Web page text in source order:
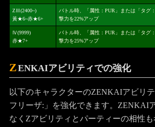
ZⅢ(2400~)
黃★6~赤★6+
バトル時、「属性：PUR」または「タグ
撃力を22%アップ
Ⅳ(9999)
赤★7+
バトル時、「属性：PUR」または「タグ
撃力を25%アップ
ZENKAIアビリティでの強化
以下のキャラクターのZENKAIアビリ
フリーザ:」を強化できます。ZENKAI
なくZアビリティとパーティーの相性